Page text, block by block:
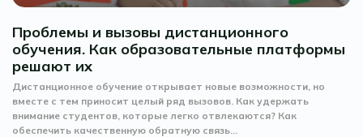
Проблемы и вызовы дистанционного
обучения. Как образовательные платформы
решают их
Дистанционное обучение открывает новые возможности, но
вместе с тем приносит целый ряд вызовов. Как удержать
внимание студентов, которые легко отвлекаются? Как
обеспечить качественную обратную связь...